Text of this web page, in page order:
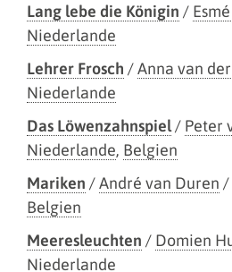
Lang lebe die Königin /
Niederlande
Lehrer Frosch /Anna van
Niederlande
Das Löwenzahnspiel/ Peter
Niederlande, Belgien
Mariken /André van Duren /
Belgien
Meeresleuchten / Domien
Niederlande